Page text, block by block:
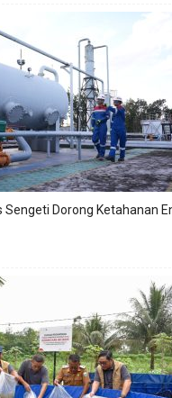
Sengeti Dorong Ketahanan